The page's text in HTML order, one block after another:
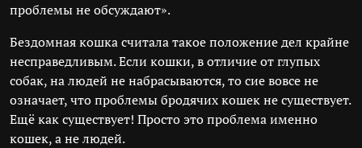
проблемы не обсуждают».
Бездомная кошка считала такое положение дел крайне
несправедливым. Если кошки, в отличие от глупых
собак, на людей не набрасываются, то сие вовсе не
означает, что проблемы бродячих кошек не существует.
Ещё как существует! Просто это проблема именно
кошек, а не людей.